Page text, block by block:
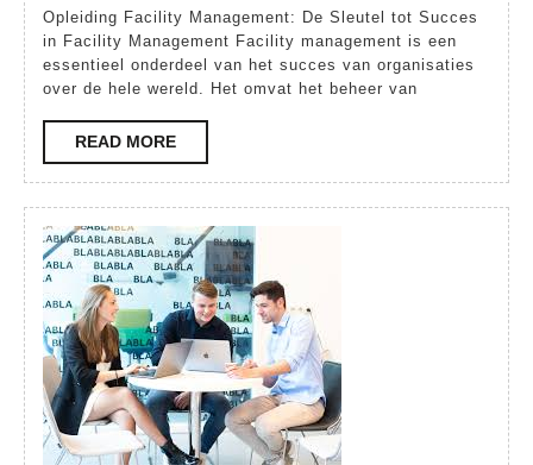
een
Opleiding
Facility
Opleiding Facility Management: De Sleutel tot Succes
in Facility Management Facility management is een
essentieel onderdeel van het succes van organisaties
over de hele wereld. Het omvat het beheer van
READ MOREREAD
MORE